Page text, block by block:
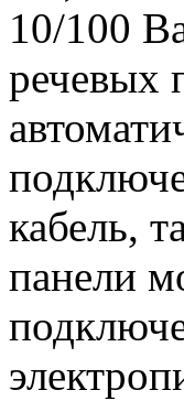
10/100
речевых
кабель,
панели